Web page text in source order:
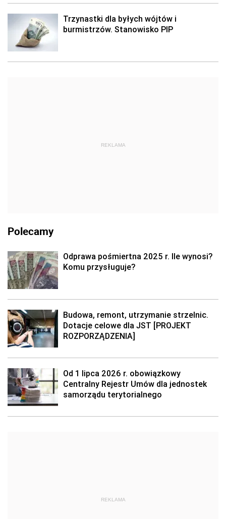
Trzynastki dla byłych wójtów i
burmistrzów. Stanowisko PIP
REKLAMA
Polecamy
Odprawa pośmiertna 2025 r. Ile wynosi?
Komu przysługuje?
Budowa, remont, utrzymanie strzelnic.
Dotacje celowe dla JST [PROJEKT
ROZPORZĄDZENIA]
Od 1 lipca 2026 r. obowiązkowy
Centralny Rejestr Umów dla jednostek
samorządu terytorialnego
REKLAMA